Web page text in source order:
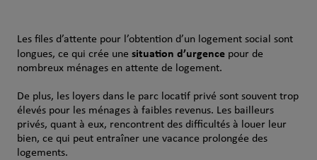
Les files d’attente pour l’obtention d’un logement social sont
longues, ce qui crée une situation d’urgencepour de
nombreux ménages en attente de logement.
De plus, les loyers dans le parc locatif privé sont souvent trop
élevés pour les ménages à faibles revenus. Les bailleurs
privés, quant à eux, rencontrent des difficultés à louer leur
bien, ce qui peut entraîner une vacance prolongée des
logements.